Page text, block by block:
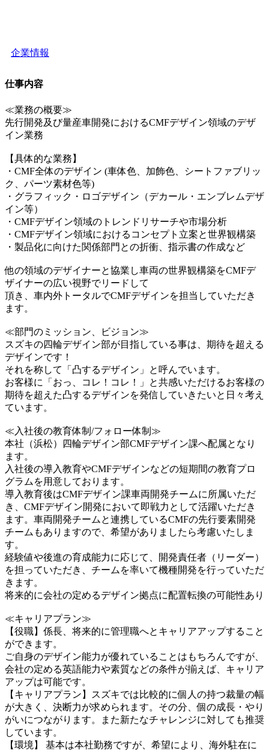
企業情報
仕事内容
≪業務の概要≫
先行開発及び量産車開発におけるCMFデザイン領域のデザ
イン業務
【具体的な業務】
・CMF全体のデザイン (車体色、加飾色、シートファブリッ
ク、パーツ素材色等)
・グラフィック・ロゴデザイン（デカール・エンブレムデザ
イン等）
・CMFデザイン領域のトレンドリサーチや市場分析
・CMFデザイン領域におけるコンセプト立案と世界観構築
・製品化に向けた関係部門との折衝、指示書の作成など
他の領域のデザイナーと協業し車両の世界観構築をCMFデ
ザイナーの広い視野でリードして
頂き、車内外トータルでCMFデザインを担当していただき
ます。
≪部門のミッション、ビジョン≫
スズキの四輪デザイン部が目指している事は、期待を超える
デザインです！
それを称して「凸するデザイン」と呼んでいます。
お客様に「おっ、コレ！コレ！」と共感いただけるお客様の
期待を超えた凸するデザインを発信していきたいと日々考え
ています。
≪入社後の教育体制/フォロー体制≫
本社（浜松）四輪デザイン部CMFデザイン課へ配属となり
ます。
入社後の導入教育やCMFデザインなどの短期間の教育プロ
グラムを用意しております。
導入教育後はCMFデザイン課車両開発チームに所属いただ
き、CMFデザイン開発において即戦力として活躍いただき
ます。車両開発チームと連携しているCMFの先行要素開発
チームもありますので、希望がありましたら考慮いたしま
す。
経験値や後進の育成能力に応じて、開発責任者（リーダー）
を担っていただき、チームを率いて機種開発を行っていただ
きます。
将来的に会社の定めるデザイン拠点に配置転換の可能性あり
≪キャリアプラン≫
【役職】係長、将来的に管理職へとキャリアアップすること
ができます。
ご自身のデザイン能力が優れていることはもちろんですが、
会社の定める英語能力や素質などの条件が揃えば、キャリア
アップは可能です。
【キャリアプラン】スズキでは比較的に個人の持つ裁量の幅
が大きく、決断力が求められます。その分、個の成長・やり
がいにつながります。また新たなチャレンジに対しても推奨
しています。
【環境】 基本は本社勤務ですが、希望により、海外駐在に